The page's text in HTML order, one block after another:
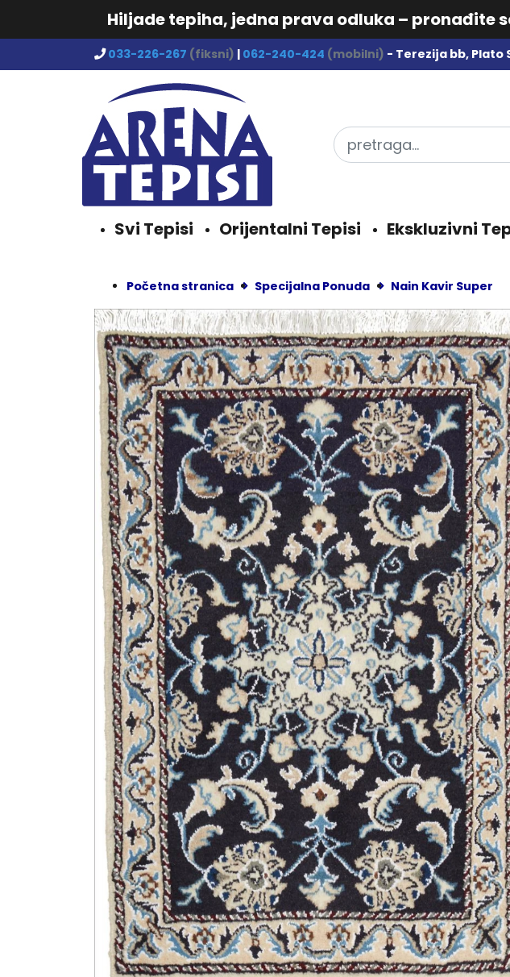
Hiljade tepiha, jedna prava odluka – pronađite
033-226-267 (fiksni) | 062-240-424 (mobilni) - Terezija bb, Plato
Svi Tepisi Orijentalni Tepisi Ekskluzivni
Početna stranica Specijalna Ponuda Nain Kavir Super